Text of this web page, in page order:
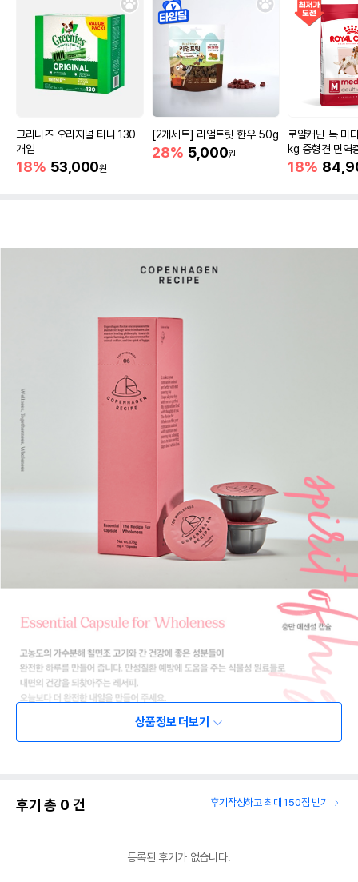
그리니즈 오리지널 티니 130
개입
18% 53,000원
[2개세트] 리얼트릿 한우 50g
28% 5,000원
로얄캐닌 독 미
kg 중형견 면역
18%
상품정보 더보기
후기 총 0 건 후기작성하고 최대 150점 받기
등록된 후기가 없습니다.